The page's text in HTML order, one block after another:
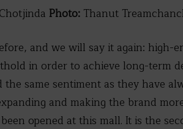
Photo: Thanut
and we will say it again: high-
in order to achieve long-term
same sentiment as they have
and making the brand
opened at this mall. It is the